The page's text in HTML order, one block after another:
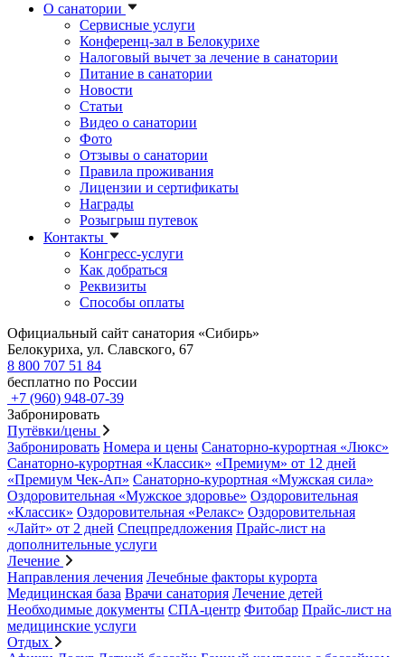
О санатории
Сервисные услуги
Конференц-зал в Белокурихе
Налоговый вычет за лечение в санатории
Питание в санатории
Новости
Статьи
Видео о санатории
Фото
Отзывы о санатории
Правила проживания
Лицензии и сертификаты
Награды
Розыгрыш путевок
Контакты
Конгресс-услуги
Как добраться
Реквизиты
Способы оплаты
Официальный сайт санатория «Сибирь»
Белокуриха, ул. Славского, 67
8 800 707 51 84
бесплатно по России
+7 (960) 948-07-39
Забронировать
Путёвки/цены
Забронировать Номера и цены Санаторно-курортная «Люкс»
Санаторно-курортная «Классик» «Премиум» от 12 дней
«Премиум Чек-Ап» Санаторно-курортная «Мужская сила»
Оздоровительная «Мужское здоровье» Оздоровительная
«Классик» Оздоровительная «Релакс» Оздоровительная
«Лайт» от 2 дней Спецпредложения Прайс-лист на
дополнительные услуги
Лечение
Направления лечения Лечебные факторы курорта
Медицинская база Врачи санатория Лечение детей
Необходимые документы СПА-центр Фитобар Прайс-лист на
медицинские услуги
Отдых